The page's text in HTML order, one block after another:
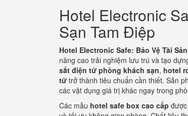
Hotel Electronic
Sạn Tam Điệp
Hotel Electronic Safe: Bảo Vệ Tài
nâng cao trải nghiệm lưu trú và tạo
sắt điện tử phòng khách sạn, hotel
tử trở thành tiêu chuẩn cần thiết. Sản
các vật dụng giá trị khác ngay trong
Các mẫu hotel safe box cao cấp